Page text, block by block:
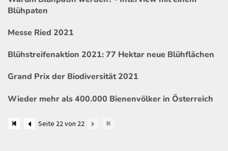
Blühpaten
Messe Ried 2021
Blühstreifenaktion 2021: 77 Hektar neue Blühflächen
Grand Prix der Biodiversität 2021
Wieder mehr als 400.000 Bienenvölker in Österreich
Seite 22 von 22